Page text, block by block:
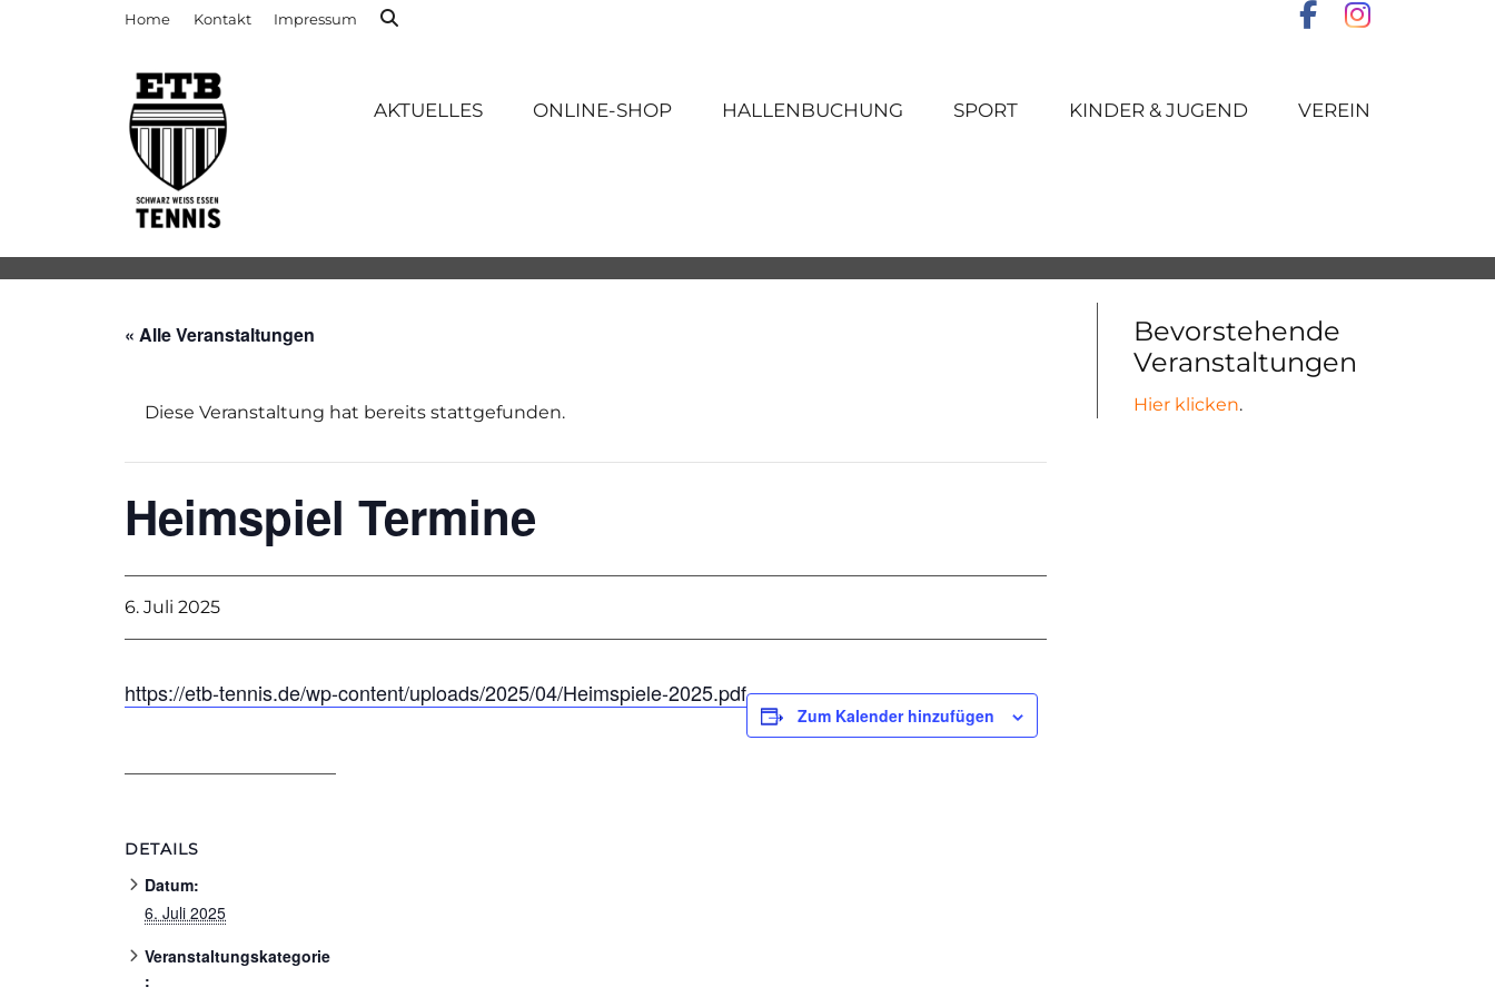
Home Kontakt Impressum
AKTUELLES ONLINE-SHOP HALLENBUCHUNG SPORT KINDER & JUGEND VEREIN
« Alle Veranstaltungen
Diese Veranstaltung hat bereits stattgefunden.
Heimspiel Termine
6. Juli 2025
https://etb-tennis.de/wp-content/uploads/2025/04/Heimspiele-2025.pdf
Zum Kalender hinzufügen
DETAILS
Datum:
6. Juli 2025
Veranstaltungskategorie
:
Bevorstehende
Veranstaltungen
Hier klicken.